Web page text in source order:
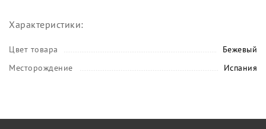
Характеристики:
Цвет товара
Бежевый
Месторождение
Испания